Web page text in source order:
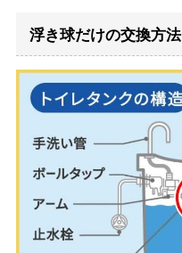
浮き球だけの交換方法